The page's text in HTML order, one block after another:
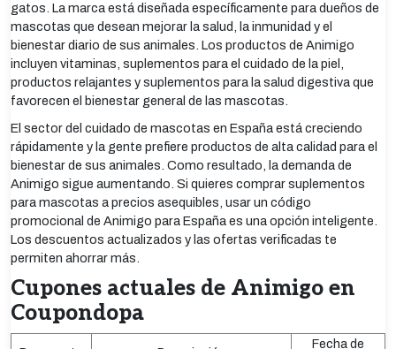
gatos. La marca está diseñada específicamente para dueños de
mascotas que desean mejorar la salud, la inmunidad y el
bienestar diario de sus animales. Los productos de Animigo
incluyen vitaminas, suplementos para el cuidado de la piel,
productos relajantes y suplementos para la salud digestiva que
favorecen el bienestar general de las mascotas.
El sector del cuidado de mascotas en España está creciendo
rápidamente y la gente prefiere productos de alta calidad para el
bienestar de sus animales. Como resultado, la demanda de
Animigo sigue aumentando. Si quieres comprar suplementos
para mascotas a precios asequibles, usar un código
promocional de Animigo para España es una opción inteligente.
Los descuentos actualizados y las ofertas verificadas te
permiten ahorrar más.
Cupones actuales de Animigo en
Coupondopa
Fecha de